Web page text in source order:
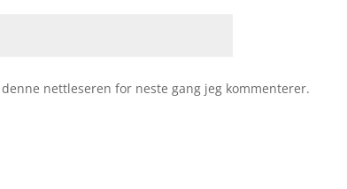
nettleseren for neste gang jeg kommenterer.